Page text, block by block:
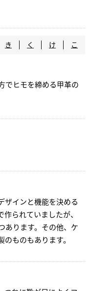
き く け こ
でヒモを締める甲革の
ザインと機能を決める
られていましたが、
あります。その他、ケ
ものもあります。